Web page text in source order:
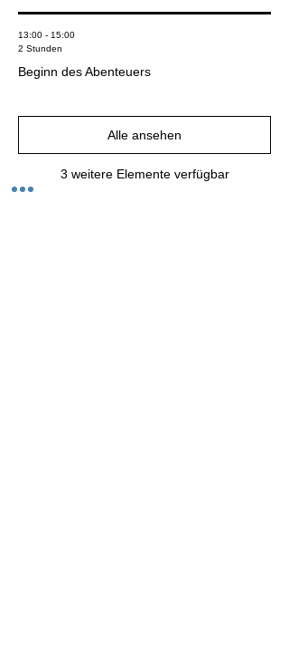
13:00 - 15:00
2 Stunden
Beginn des Abenteuers
3 weitere Elemente verfügbar
Alle ansehen